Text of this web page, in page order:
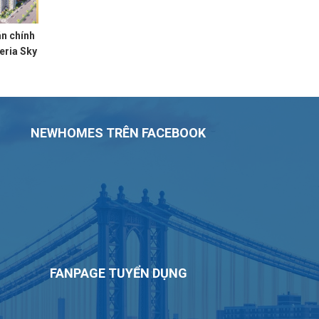
chính
Sky
NEWHOMES TRÊN FACEBOOK
FANPAGE TUYỂN DỤNG